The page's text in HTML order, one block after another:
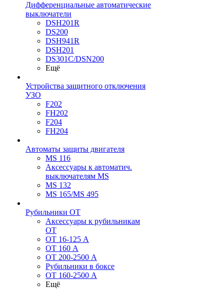
Дифференциальные автоматические
выключатели
DSH201R
DS200
DSH941R
DSH201
DS301C/DSN200
Ещё
Устройства защитного отключения
УЗО
F202
FH202
F204
FH204
Автоматы защиты двигателя
MS 116
Аксессуары к автоматич.
выключателям MS
MS 132
MS 165/MS 495
Рубильники ОТ
Аксессуары к рубильникам
OT
OT 16-125 А
OT 160 А
OT 200-2500 А
Рубильники в боксе
OT 160-2500 А
Ещё